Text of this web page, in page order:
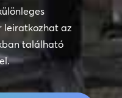
leiratkozhat az
található